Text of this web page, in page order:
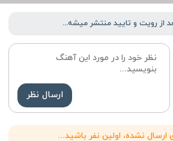
از رویت و تایید منتشر میشه...
ارسال نظر
ارسال نشده، اولین نفر باشید...